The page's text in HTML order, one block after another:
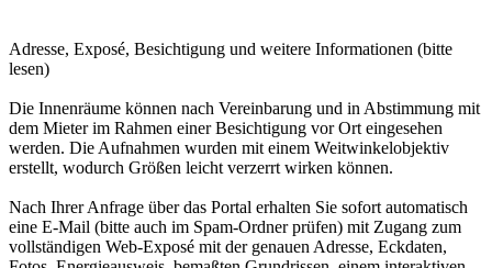
Adresse, Exposé, Besichtigung und weitere Informationen (bitte
lesen)
Die Innenräume können nach Vereinbarung und in Abstimmung mit
dem Mieter im Rahmen einer Besichtigung vor Ort eingesehen
werden. Die Aufnahmen wurden mit einem Weitwinkelobjektiv
erstellt, wodurch Größen leicht verzerrt wirken können.
Nach Ihrer Anfrage über das Portal erhalten Sie sofort automatisch
eine E-Mail (bitte auch im Spam-Ordner prüfen) mit Zugang zum
vollständigen Web-Exposé mit der genauen Adresse, Eckdaten,